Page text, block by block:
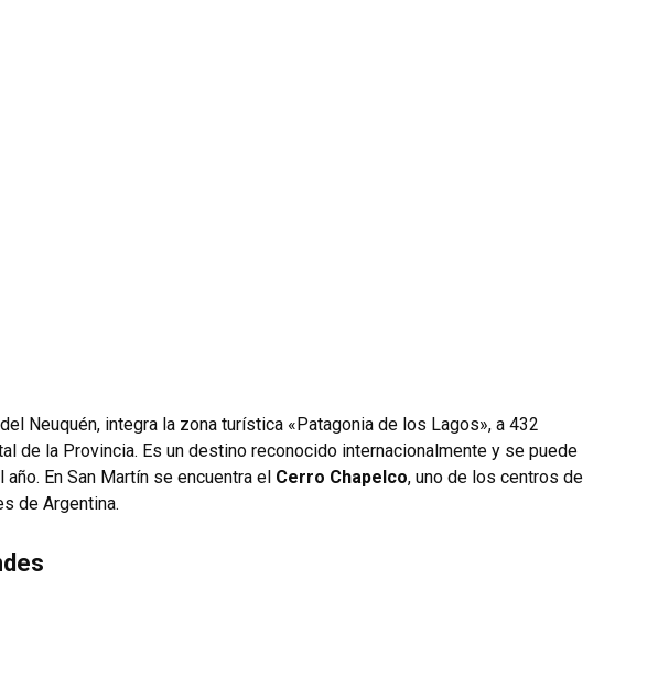
Neuquén, integra la zona turística «Patagonia de los Lagos», a 432
de la Provincia. Es un destino reconocido internacionalmente y se puede
En San Martín se encuentra el Cerro Chapelco, uno de los centros de
de Argentina.